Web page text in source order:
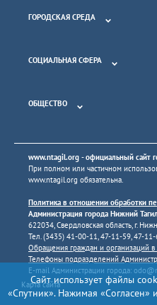
ГОРОДСКАЯ СРЕДА
СОЦИАЛЬНАЯ СФЕРА
ОБЩЕСТВО
www.ntagil.org - официальный сайт
При полном или частичном
www.ntagil.org обязательна.
Политика в отношении обработки
Администрация города Нижний Тагил
622034, Свердловская область, г.
Тел. (3435) 41-00-11, 47-11-59, 47-
Обращения граждан и организаций
Телефоны подразделений
E-mail Администрации города:
Карта сайта
Сайт использует файлы
«Спутник». Нажимая